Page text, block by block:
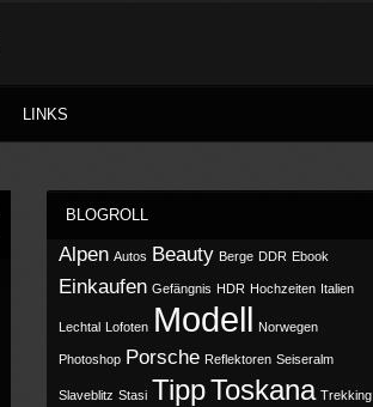
LINKS
BLOGROLL
Alpen Autos Beauty Berge DDR Ebook
Einkaufen Gefängnis HDR Hochzeiten Italien
Lechtal Lofoten Modell Norwegen
Photoshop Porsche Reflektoren Seiseralm
Slaveblitz Stasi TippToskana Trekking